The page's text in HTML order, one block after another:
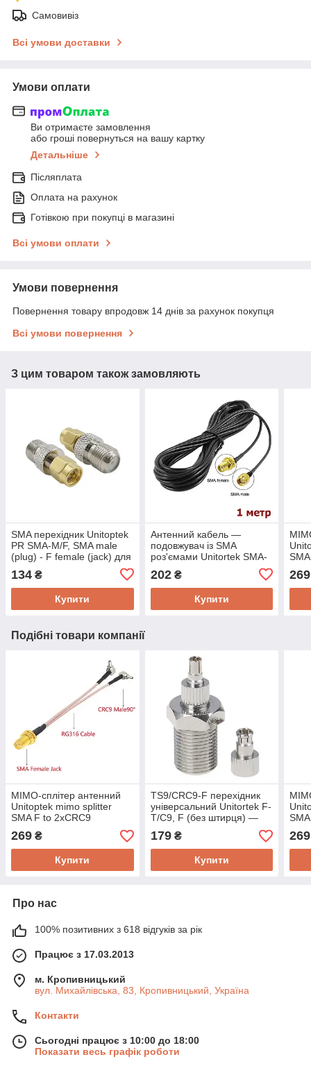
Самовивіз
Всі умови доставки
Умови оплати
Ви отримаєте замовлення
або гроші повернуться на вашу картку
Детальніше
Післяплата
Оплата на рахунок
Готівкою при покупці в магазині
Всі умови оплати
Умови повернення
Повернення товару впродовж 14 днів за рахунок покупця
Всі умови повернення
З цим товаром також замовляють
SMA перехідник Unitoptek
PR SMA-M/F, SMA male
(plug) - F female (jack) для
підключення RF кабелю
134 ₴
Купити
Антенний кабель —
подовжувач із SMA
роз'ємами Unitortek SMA-
202₴
Купити
269
Подібні товари компанії
МІМО-сплітер антенний
Unitoptek mimo splitter
SMA F to 2xCRC9
завдовжки 15 см, для
під'єднання 4G роутерів
269 ₴
Купити
TS9/CRC9-F перехідник
універсальний Unitortek F-
T/C9, F (без штирця) —
TS9/CRC9 (зі штирцем)
для 4G роутерів
179₴
Купити
15
269
Про нас
100% позитивних з 618 відгуків за рік
Працює з 17.03.2013
м. Кропивницький
вул. Михайлівська, 83, Кропивницький, Україна
Контакти
Сьогодні працює з 10:00 до 18:00
Показати весь графік роботи